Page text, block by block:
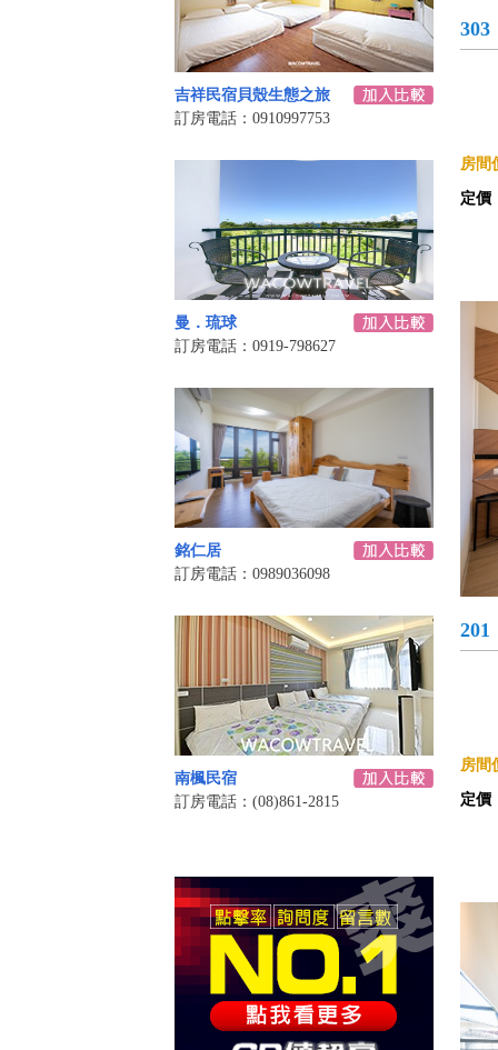
吉祥民宿貝殼生態之旅
訂房電話：0910997753
曼．琉球
訂房電話：0919-798627
銘仁居
訂房電話：0989036098
南楓民宿
訂房電話：(08)861-2815
303
房間
定價
201
房間
定價